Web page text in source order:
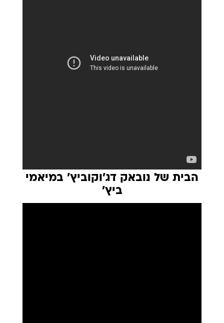
הבית של נובאק דג'וקוביץ' במיאמי
ביץ'